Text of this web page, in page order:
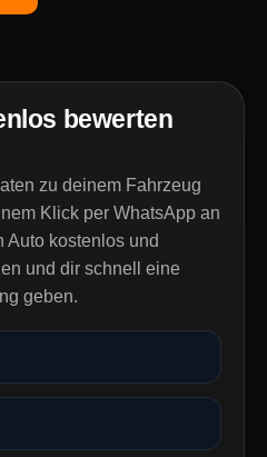
bewerten
zu deinem Fahrzeug
Klick per WhatsApp an
Auto kostenlos und
und dir schnell eine
geben.